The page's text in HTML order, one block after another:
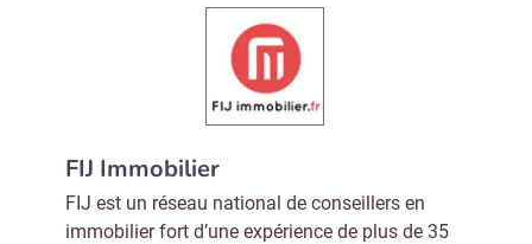
FIJ Immobilier
FIJ est un réseau national de conseillers en
immobilier fort d’une expérience de plus de 35